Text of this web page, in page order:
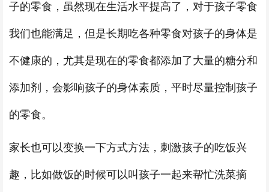
子的零食，虽然现在生活水平提高了，对于孩子零食
我们也能满足，但是长期吃各种零食对孩子的身体是
不健康的，尤其是现在的零食都添加了大量的糖分和
添加剂，会影响孩子的身体素质，平时尽量控制孩子
的零食。
家长也可以变换一下方式方法，刺激孩子的吃饭兴
趣，比如做饭的时候可以叫孩子一起来帮忙洗菜摘